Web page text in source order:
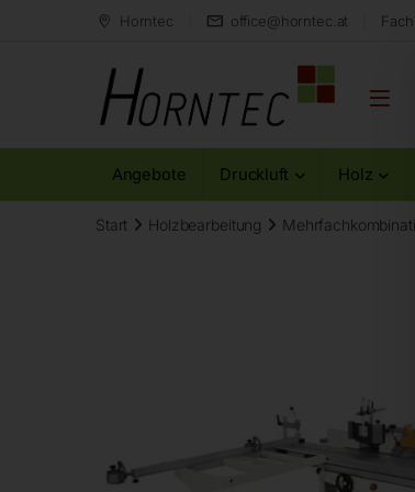
Horntec office@horntec.at
Angebote Druckluft Holz
Start Holzbearbeitung